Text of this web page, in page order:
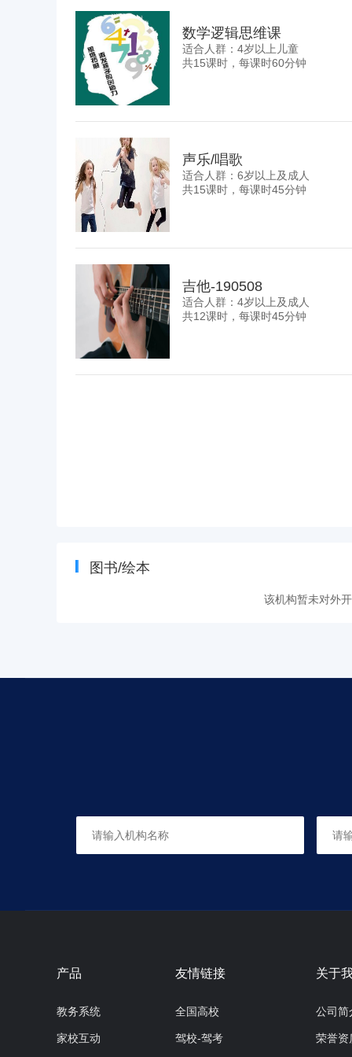
数学逻辑思维课
适合人群：4岁以上儿童
共15课时，每课时60分钟
声乐/唱歌
适合人群：6岁以上及成人
共15课时，每课时45分钟
吉他-190508
适合人群：4岁以上及成人
共12课时，每课时45分钟
图书/绘本
该机构暂未对外
产品
教务系统
家校互动
友情链接
全国高校
驾校-驾考
关于
公司简
荣誉资